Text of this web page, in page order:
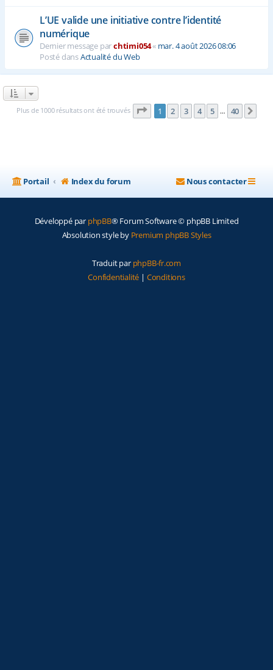
L’UE valide une initiative contre l’identité
numérique
Dernier message parchtimi054« mar. 4 août 2026 08:06
Posté dansActualité du Web
Plus de 1000 résultats ont été trouvés Page 1sur40
1 2 3 4 5 … 40
Portail Index du forum Nous contacter
Développé par phpBB® Forum Software © phpBB Limited
Absolution style by Premium phpBB Styles
Traduit par phpBB-fr.com
Confidentialité | Conditions